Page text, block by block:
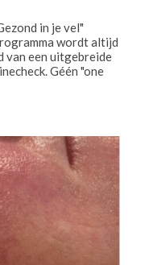
in je vel"
wordt altijd
van een uitgebreide
Géén "one